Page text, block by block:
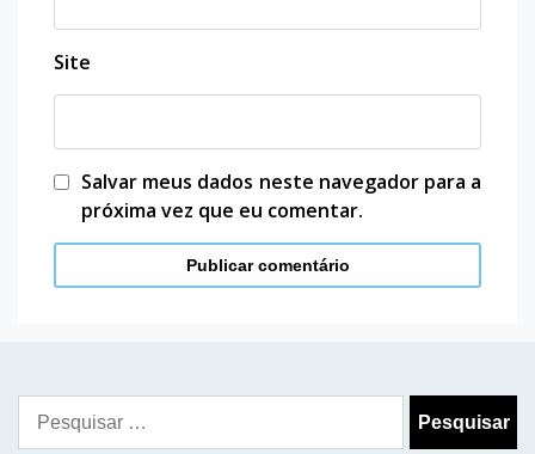
Site
Salvar meus dados neste navegador para a
próxima vez que eu comentar.
Pesquisar
por: